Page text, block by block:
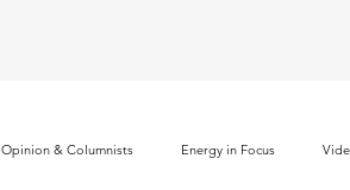
Opinion & Columnists Energy in Focus